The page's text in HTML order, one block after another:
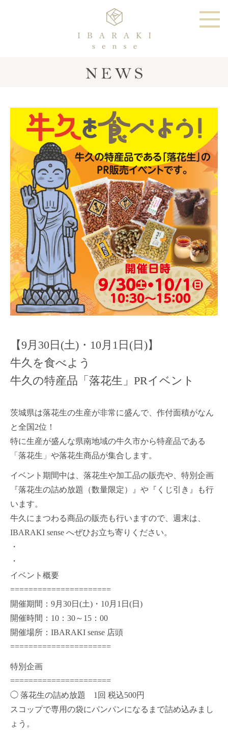
【9月30日(土)・10月1日(日)】
牛久を食べよう
牛久の特産品「落花生」PRイベント
茨城県は落花生の生産が非常に盛んで、作付面積がなん
と全国2位！
特に生産が盛んな県南地域の牛久市から特産品である
「落花生」や落花生商品が集合します。
イベント期間中は、落花生や加工品の販売や、特別企画
『落花生の詰め放題（数量限定）』や『くじ引き』も行
います。
牛久にまつわる商品の販売も行いますので、週末は、
IBARAKI sense へぜひお立ち寄りください。
・
・
イベント概要
======================
開催期間：9月30日(土)・10月1日(日)
開催時間：10：30～15：00
開催場所：IBARAKI sense 店頭
======================
特別企画
======================
◯ 落花生の詰め放題 1回 税込500円
スコップで専用の袋にパンパンになるまで詰め込みまし
ょう。